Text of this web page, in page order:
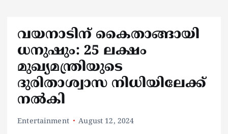
വയനാടിന് കൈതാങ്ങായി
ധനുഷും: 25 ലക്ഷം
മുഖ്യമന്ത്രിയുടെ
ദുരിതാശ്വാസ നിധിയിലേക്ക്
നല്‍കി
Entertainment August 12, 2024